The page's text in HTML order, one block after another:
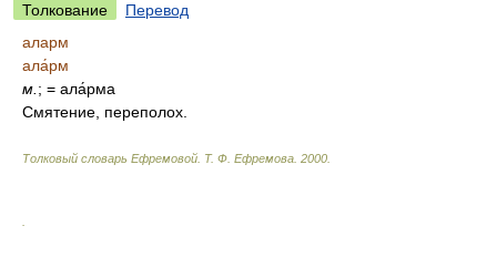
Толкование
Перевод
аларм
ала́рм
м. ; = ала́рма
Смятение, переполох.
Толковый словарь Ефремовой Т. Ф. Ефремова. 2000